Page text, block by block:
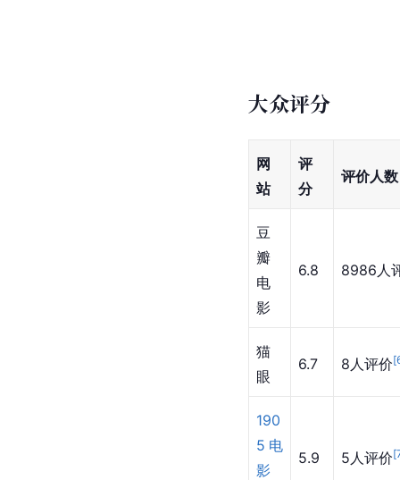
大众评分
网
站
评
分
评价人数
豆
瓣
电
影
6.8 8986人
猫
眼
6.7 8人评价[
190
5电
影
5.9 5人评价[